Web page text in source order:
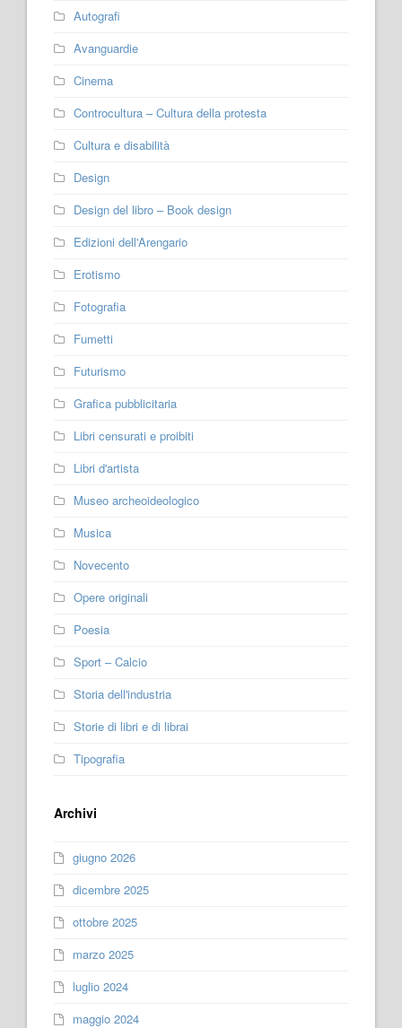
Autografi
Avanguardie
Cinema
Controcultura – Cultura della protesta
Cultura e disabilità
Design
Design del libro – Book design
Edizioni dell'Arengario
Erotismo
Fotografia
Fumetti
Futurismo
Grafica pubblicitaria
Libri censurati e proibiti
Libri d'artista
Museo archeoideologico
Musica
Novecento
Opere originali
Poesia
Sport – Calcio
Storia dell'industria
Storie di libri e di librai
Tipografia
Archivi
giugno 2026
dicembre 2025
ottobre 2025
marzo 2025
luglio 2024
maggio 2024